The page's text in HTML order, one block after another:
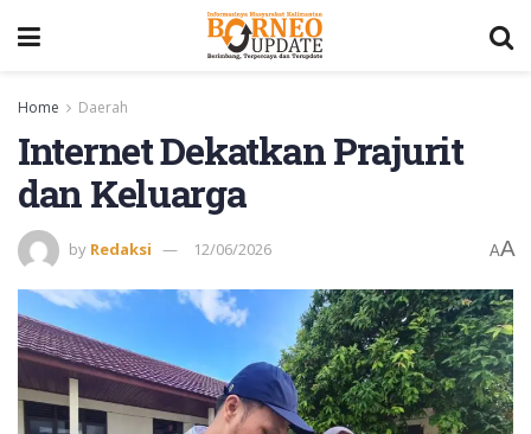
Home Daerah
Internet Dekatkan Prajurit
dan Keluarga
by Redaksi 12/06/2026 AA